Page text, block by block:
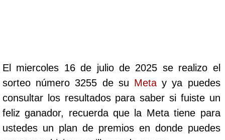
Cafeterito Noche
Caribeña Día
Caribeña Noche
El miercoles 16 de julio de 2025 se realizo el
sorteo número 3255 de su Metay ya puedes
consultar los resultados para saber si fuiste un
feliz ganador, recuerda que la Meta tiene para
ustedes un plan de premios en donde puedes